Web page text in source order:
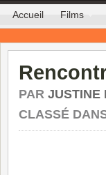
Accueil Films
PAR JUSTINE
CLASSÉ